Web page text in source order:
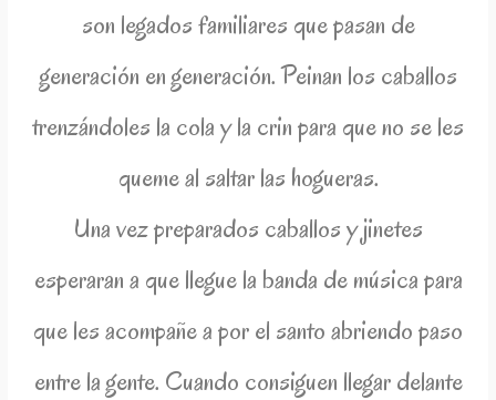
son legados familiares que pasan de
generación en generación. Peinan los caballos
trenzándoles la cola y la crin para que no se les
queme al saltar las hogueras.
Una vez preparados caballos y jinetes
esperaran a que llegue la banda de música para
que les acompañe a por el santo abriendo paso
entre la gente. Cuando consiguen llegar delante